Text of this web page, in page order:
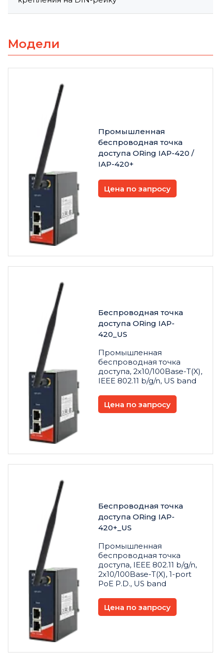
Модели
Промышленная
беспроводная точка
доступа ORing IAP-420 /
IAP-420+
Цена по запросу
Беспроводная точка
доступа ORing IAP-
420_US
Промышленная
беспроводная точка
доступа, 2x10/100Base-T(X),
IEEE 802.11 b/g/n, US band
Цена по запросу
Беспроводная точка
доступа ORing IAP-
420+_US
Промышленная
беспроводная точка
доступа, IEEE 802.11 b/g/n,
2x10/100Base-T(X), 1-port
PoE P.D., US band
Цена по запросу